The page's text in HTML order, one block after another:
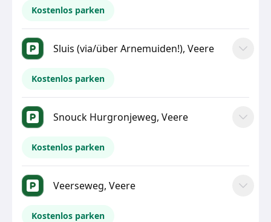
Kostenlos parken
Sluis (via/über Arnemuiden!), Veere
Kostenlos parken
Snouck Hurgronjeweg, Veere
Kostenlos parken
Veerseweg, Veere
Kostenlos parken